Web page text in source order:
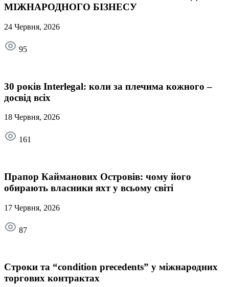
МІЖНАРОДНОГО БІЗНЕСУ
24 Червня, 2026
95
30 років Interlegal: коли за плечима кожного –
досвід всіх
18 Червня, 2026
161
Прапор Кайманових Островів: чому його
обирають власники яхт у всьому світі
17 Червня, 2026
87
Строки та “condition precedents” у міжнародних
торгових контрактах